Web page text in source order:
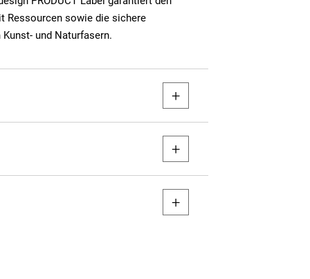
Ressourcen sowie die sichere
und Naturfasern.